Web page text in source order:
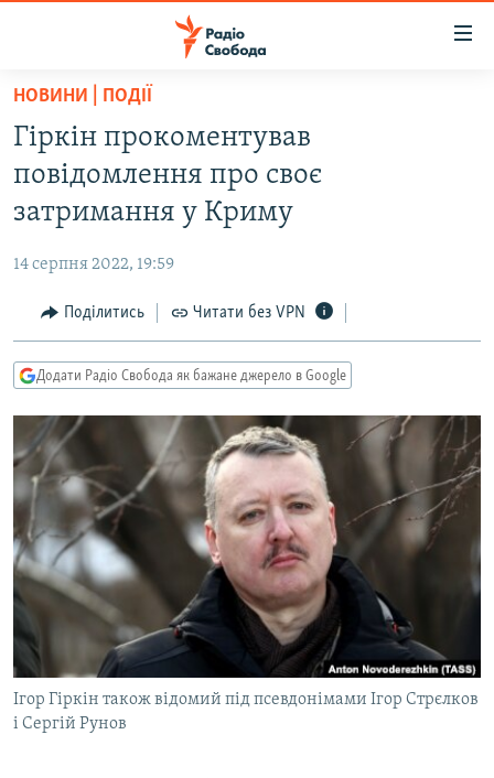
Перейти
основного
матеріалу
до
основної
навігації
Перейти
до
пошуку
ВСЕ ЗА ДОБУ
ЕКОНОМІКА
СУСПІЛЬСТВО
УКРАЇНА
СВІТ
РОСІЙСЬКА «ФІЛЬТРАЦІЯ»
ДОНБАС.РЕАЛІЇ
ТИ ЯК?
СХЕМИ
КИТАЙ.ВИКЛИКИ
МУЛЬТИМЕДІА
ФОТО
СПЕЦПРОЄКТИ
ПОДКАСТИ
КРИМ РЕАЛІЇ
РУС
НОВИНИ | ПОДІЇ
Гіркін прокоментував
повідомлення про своє
затримання у Криму
14 серпня 2022, 19:59
Поділитись Читати без VPN
Додати Радіо Свобода як бажане джерело в Google
Ігор Гіркін також відомий під псевдонімами Ігор Стрєлков
і Сергій Рунов